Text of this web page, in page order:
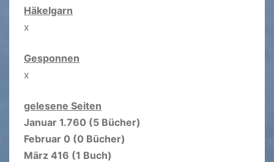
Häkelgarn
x
Gesponnen
x
gelesene Seiten
Januar 1.760 (5 Bücher)
Februar 0 (0 Bücher)
März 416 (1 Buch)